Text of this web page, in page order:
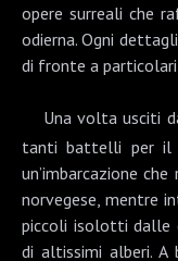
opere surreali che
odierna. Ogni
di fronte a
Una volta usciti
tanti battelli per il
un’imbarcazione
norvegese, mentre
piccoli isolotti dalle
di altissimi alberi.